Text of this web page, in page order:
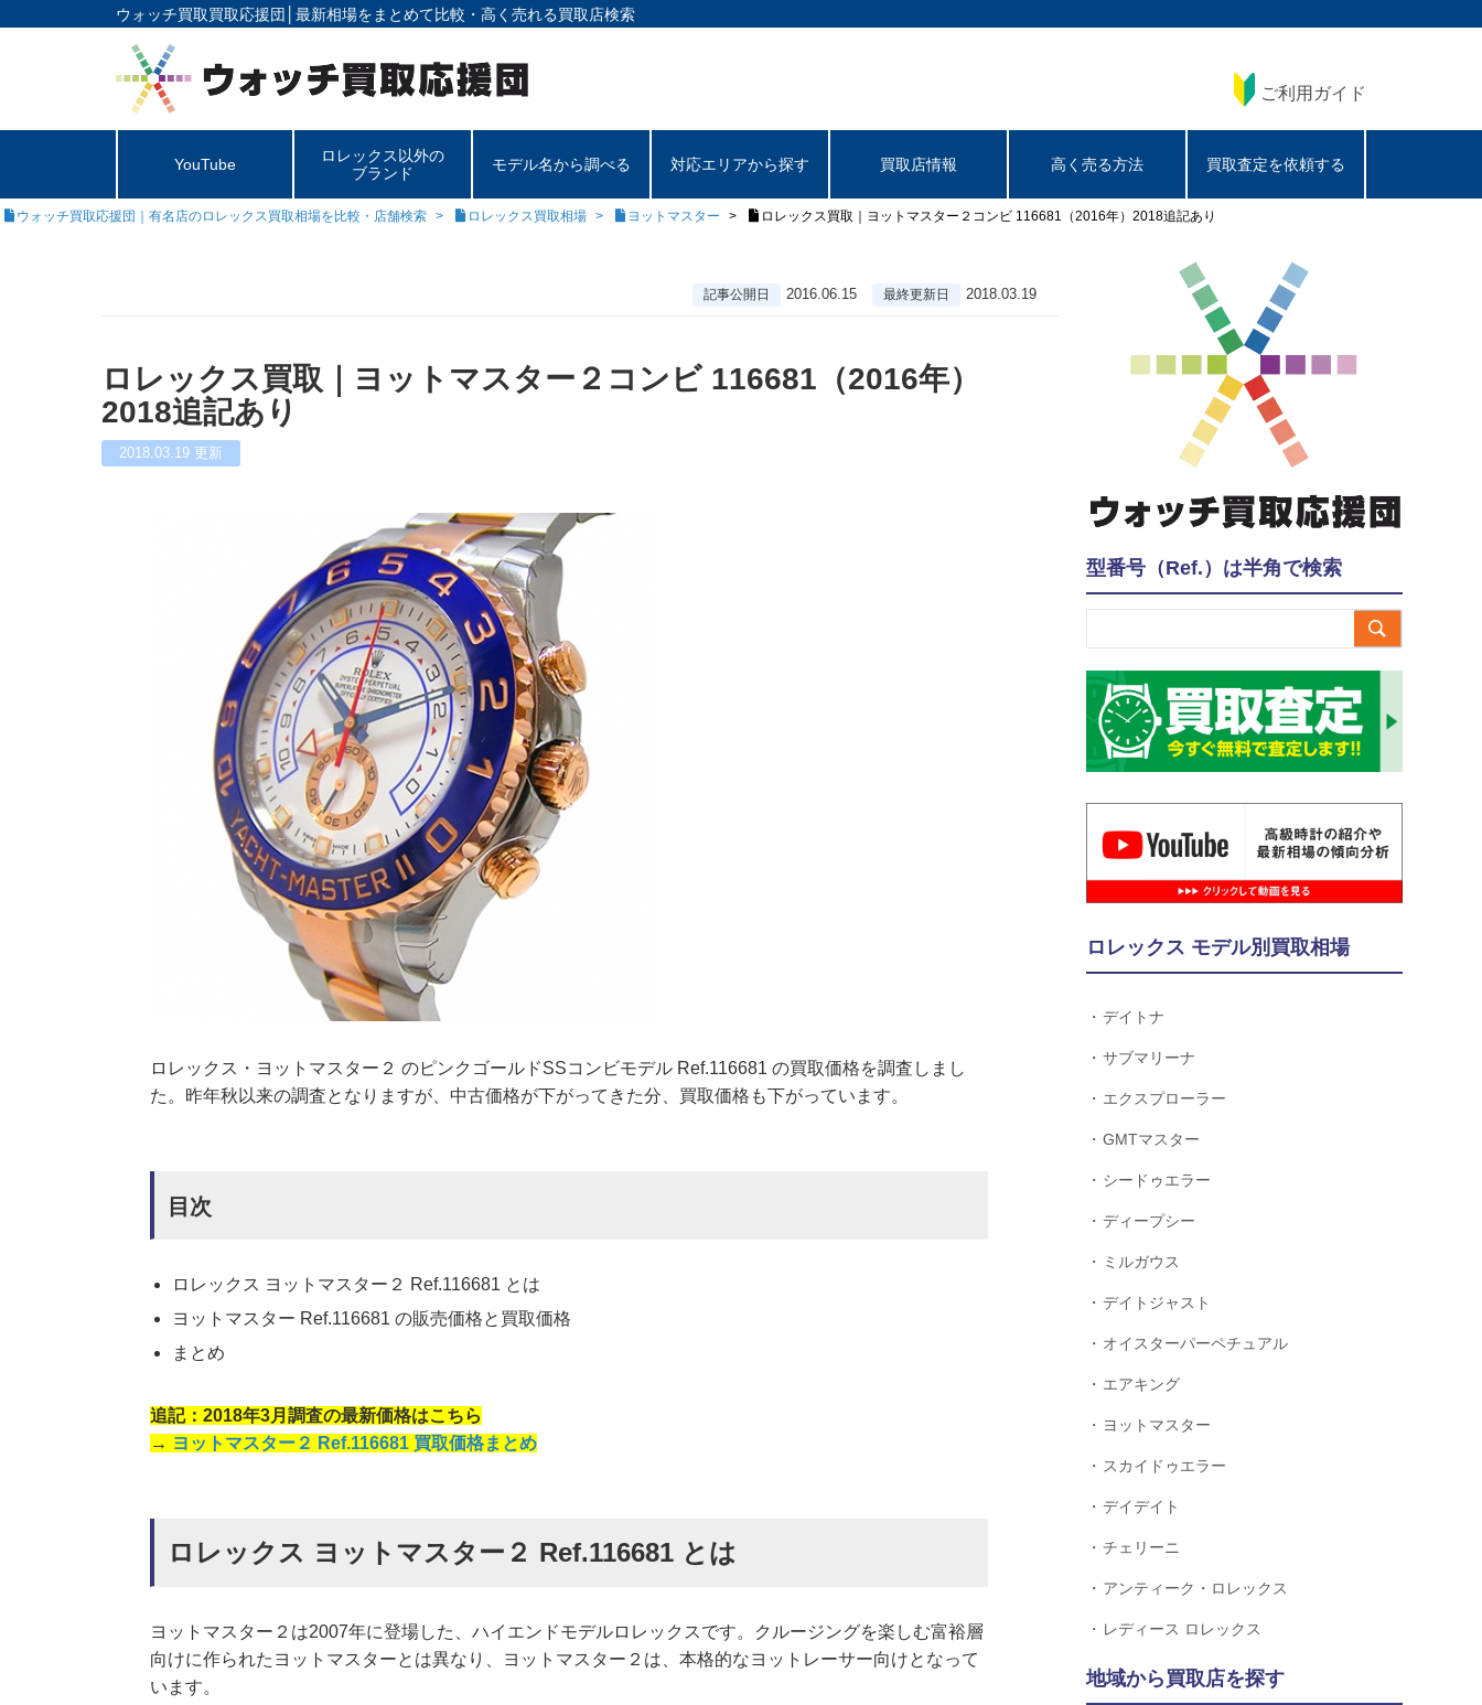
ウォッチ買取買取応援団│ 最新相場をまとめて比較・高く売れる買取店検索
ご利用ガイド
YouTube
ロレックス以外の
ブランド
モデル名から調べる 対応エリアから探す 買取店情報 高く売る方法 買取査定を依頼する
ウォッチ買取応援団｜有名店のロレックス買取相場を比較・店舗検索 ロレックス買取相場 ヨットマスター ロレックス買取｜ヨットマスター２コンビ 116681（2016年）2018追記あり
記事公開日 2016.06.15 最終更新日 2018.03.19
ロレックス買取｜ヨットマスター２コンビ 116681（2016年）
2018追記あり
2018.03.19 更新
ロレックス・ヨットマスター２ のピンクゴールドSSコンビモデル Ref.116681 の買取価格を調査しまし
た。昨年秋以来の調査となりますが、中古価格が下がってきた分、買取価格も下がっています。
目次
ロレックス ヨットマスター２ Ref.116681 とは
ヨットマスター Ref.116681 の販売価格と買取価格
まとめ
追記：2018年3月調査の最新価格はこちら
→ ヨットマスター２ Ref.116681 買取価格まとめ
ロレックス ヨットマスター２ Ref.116681 とは
ヨットマスター２は2007年に登場した、ハイエンドモデルロレックスです。クルージングを楽しむ富裕層
向けに作られたヨットマスターとは異なり、ヨットマスター２は、本格的なヨットレーサー向けとなって
います。
型番号（Ref.）は半角で検索

ロレックス モデル別買取相場
デイトナ
サブマリーナ
エクスプローラー
GMTマスター
シードゥエラー
ディープシー
ミルガウス
デイトジャスト
オイスターパーペチュアル
エアキング
ヨットマスター
スカイドゥエラー
デイデイト
チェリーニ
アンティーク・ロレックス
レディース ロレックス
地域から買取店を探す